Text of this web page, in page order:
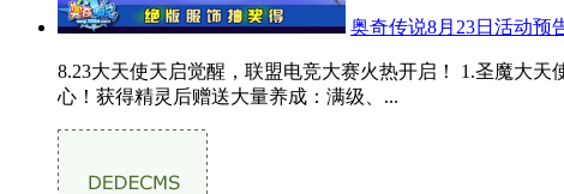
奥奇传说8月23日活动预
8.23大天使天启觉醒，联盟电竞大赛火热开启！ 1.圣魔大
心！获得精灵后赠送大量养成：满级、...